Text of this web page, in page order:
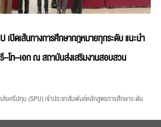
ปิดเส้นทางการศึกษากฎหมายทุกระดับ แนะนำ
ท–เอก ณ สถาบันส่งเสริมงานสอบสวน
ศรีปทุม (SPU) เข้าประชาสัมพันธ์หลักสูตรการศึกษาระดับ